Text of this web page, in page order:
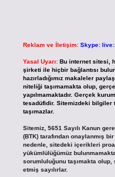
Reklam ve İletişim: Skype:
Yasal Uyarı: Bu internet sitesi,
şirketi ile hiçbir bağlantısı
hazırladığımız makaleler
niteliği taşımamakta olup,
yapılmamaktadır. Gerçek
tesadüfidir. Sitemizdeki
taşımazlar.
Sitemiz, 5651 Sayılı Kanun
(BTK) tarafından onaylanmış
nedenle, sitedeki içerikleri
yükümlülüğümüz
sorumluluğunu taşımakta
etmiş sayılırlar.